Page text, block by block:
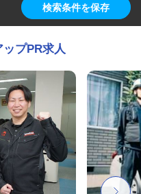
検索条件を保存
プPR求人